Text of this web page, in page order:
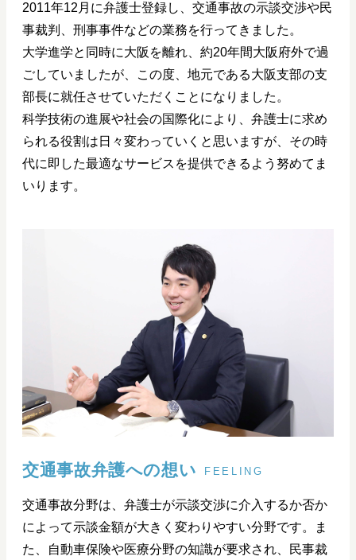
2011年12月に弁護士登録し、交通事故の示談交渉や民
事裁判、刑事事件などの業務を行ってきました。
大学進学と同時に大阪を離れ、約20年間大阪府外で過
ごしていましたが、この度、地元である大阪支部の支
部長に就任させていただくことになりました。
科学技術の進展や社会の国際化により、弁護士に求め
られる役割は日々変わっていくと思いますが、その時
代に即した最適なサービスを提供できるよう努めてま
いります。
交通事故弁護への想い FEELING
交通事故分野は、弁護士が示談交渉に介入するか否か
によって示談金額が大きく変わりやすい分野です。ま
た、自動車保険や医療分野の知識が要求され、民事裁